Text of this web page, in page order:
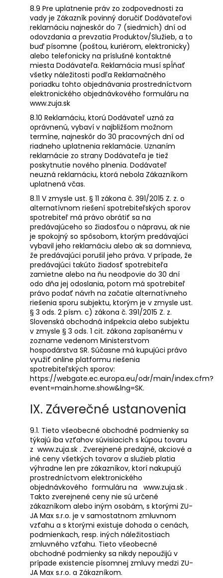
8.9 Pre uplatnenie práv zo zodpovednosti za
vady je Zákazník povinný doručiť Dodávateľovi
reklamáciu najneskôr do 7 (siedmich) dní od
odovzdania a prevzatia Produktov/Služieb, a to
buď písomne (poštou, kuriérom, elektronicky)
alebo telefonicky na príslušné kontaktné
miesta Dodávateľa. Reklamácia musí spĺňať
všetky náležitosti podľa Reklamačného
poriadku tohto objednávania prostredníctvom
elektronického objednávkového formuláru na
www.zuja.sk
8.10 Reklamáciu, ktorú Dodávateľ uzná za
oprávnenú, vybaví v najbližšom možnom
termíne, najneskôr do 30 pracovných dní od
riadneho uplatnenia reklamácie. Uznaním
reklamácie zo strany Dodávateľa je tiež
poskytnutie nového plnenia. Dodávateľ
neuzná reklamáciu, ktorá nebola Zákazníkom
uplatnená včas.
8.11 V zmysle ust. § 11 zákona č. 391/2015 Z. z. o
alternatívnom riešení spotrebiteľských sporov
spotrebiteľ má právo obrátiť sa na
predávajúceho so žiadosťou o nápravu, ak nie
je spokojný so spôsobom, ktorým predávajúci
vybavil jeho reklamáciu alebo ak sa domnieva,
že predávajúci porušil jeho práva. V prípade, že
predávajúci takúto žiadosť spotrebiteľa
zamietne alebo na ňu neodpovie do 30 dní
odo dňa jej odoslania, potom má spotrebiteľ
právo podať návrh na začatie alternatívneho
riešenia sporu subjektu, ktorým je v zmysle ust.
§ 3 ods. 2 písm. c) zákona č. 391/2015 Z. z.
Slovenská obchodná inšpekcia alebo subjektu
v zmysle § 3 ods. 1 cit. zákona zapísanému v
zozname vedenom Ministerstvom
hospodárstva SR. Súčasne má kupujúci právo
využiť online platformu riešenia
spotrebiteľských sporov:
https://webgate.ec.europa.eu/odr/main/index.cfm?
event=main.home.show&lng=SK.
IX. Záverečné ustanovenia
9.1. Tieto všeobecné obchodné podmienky sa
týkajú iba vzťahov súvisiacich s kúpou tovaru
z www.zuja.sk . Zverejnené predajné, akciové a
iné ceny všetkých tovarov a služieb platia
výhradne len pre zákazníkov, ktorí nakupujú
prostredníctvom elektronického
objednávkového formuláru na www.zuja.sk .
Takto zverejnené ceny nie sú určené
zákazníkom alebo iným osobám, s ktorými ZU-
JA Max s.r.o. je v samostatnom zmluvnom
vzťahu a s ktorými existuje dohoda o cenách,
podmienkach, resp. iných náležitostiach
zmluvného vzťahu. Tieto všeobecné
obchodné podmienky sa nikdy nepoužijú v
prípade existencie písomnej zmluvy medzi ZU-
JA Max s.r.o. a Zákazníkom.